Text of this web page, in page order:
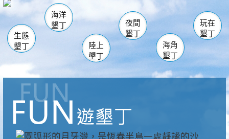
南仁湖
海生館
恆春 佳樂水
龍鑾潭自然中心 森林遊樂區
瓊麻館
關山 墾管處遊客中心
社頂公園 風吹沙
船帆石
白砂 龍磐公園
香蕉灣
砂島
鵝鑾鼻
生態
墾丁
海洋
墾丁
陸上
墾丁
夜間
墾丁
海角
墾丁
玩在
墾丁